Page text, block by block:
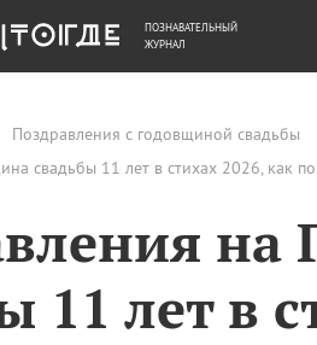
Поздравления с годовщиной свадьбы
свадьбы 11 лет в стихах 2026, как
на
11 лет в
ОБЩЕСТВО ДЕНЬГИ
ПОЗНАВАТЕЛЬНЫЙ
ЖУРНАЛ